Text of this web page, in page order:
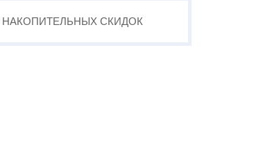
НАКОПИТЕЛЬНЫХ СКИДОК